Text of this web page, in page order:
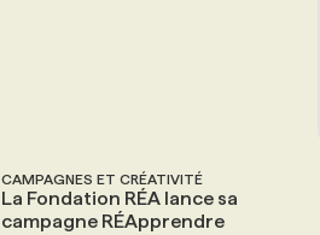
CAMPAGNES ET CRÉATIVITÉ
La Fondation RÉA lance sa
campagne RÉApprendre